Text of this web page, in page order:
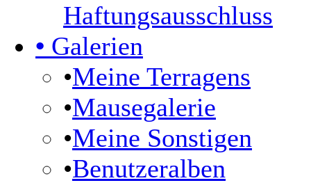
Haftungsausschluss
• Galerien
•Meine Terragens
•Mausegalerie
•Meine Sonstigen
•Benutzeralben